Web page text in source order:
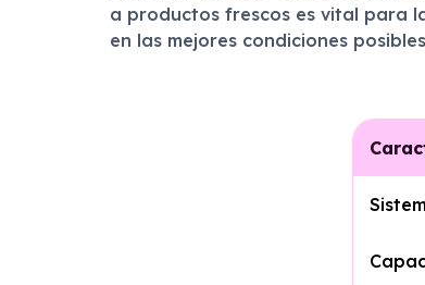
a productos frescos es vital para
en las mejores condiciones